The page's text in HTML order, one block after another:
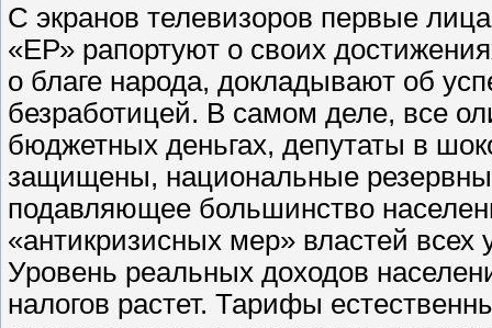
С экранов телевизоров первые
«ЕР» рапортуют о своих
о благе народа, докладывают об
безработицей. В самом деле, все
бюджетных деньгах, депутаты в
защищены, национальные
подавляющее большинство
«антикризисных мер» властей всех
Уровень реальных доходов
налогов растет. Тарифы